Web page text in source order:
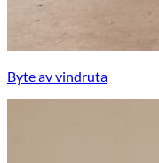
Byte av vindruta